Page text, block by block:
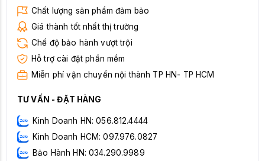
Chất lượng sản phẩm đảm bảo
Giá thành tốt nhất thị trường
Chế độ bảo hành vượt trội
Hỗ trợ cài đặt phần mềm
Miễn phí vận chuyển nội thành TP HN- TP HCM
TƯ VẤN - ĐẶT HÀNG
Kinh Doanh HN: 056.812.4444
Kinh Doanh HCM: 097.976.0827
Bảo Hành HN: 034.290.9989